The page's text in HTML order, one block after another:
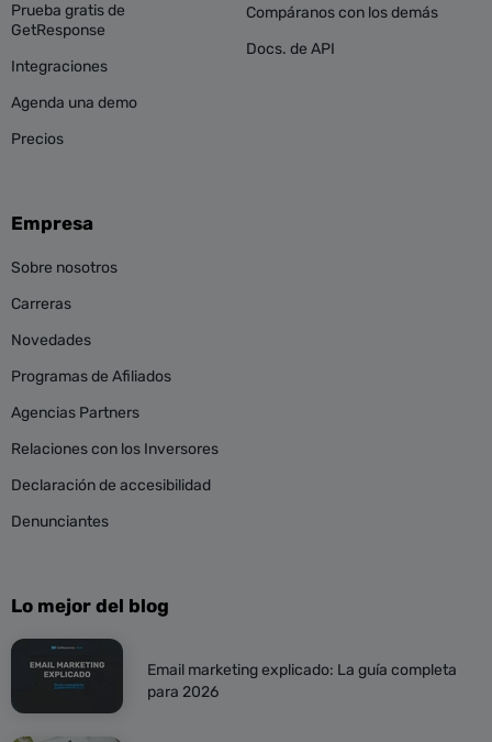
Prueba gratis de
GetResponse
Integraciones
Agenda una demo
Precios
Compáranos con los demás
Docs. de API
Empresa
Sobre nosotros
Carreras
Novedades
Programas de Afiliados
Agencias Partners
Relaciones con los Inversores
Declaración de accesibilidad
Denunciantes
Lo mejor del blog
Email marketing explicado: La guía completa
para 2026